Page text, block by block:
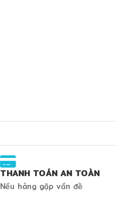
THANH TOÁN AN TOÀN
Nếu hàng gặp vấn đề